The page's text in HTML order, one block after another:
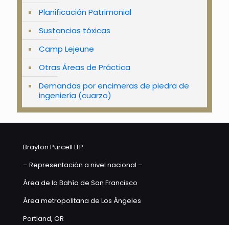
Planificación Patrimonial
Sustancias tóxicas
Camp Lejeune
Otras Áreas de Práctica
Demandas por encimeras de piedra de
ingeniería (cuarzo)
Brayton Purcell LLP
– Representación a nivel nacional –
Área de la Bahía de San Francisco
Área metropolitana de Los Ángeles
Portland, OR